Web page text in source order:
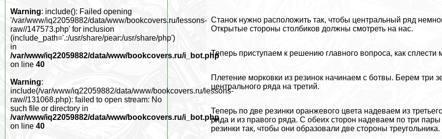
Станок нужно расположить так, чтобы центральный ряд
Открытые стороны столбиков должны смотреть на нас.
Теперь приступаем к решению главного вопроса, как сплести
Плетение морковки из резинок начинаем с ботвы. Берем три
центрального ряда на третий.
Теперь по две резинки оранжевого цвета надеваем из
ряда и из правого ряда. С обеих сторон надеваем по три
резинки так, чтобы они образовали две стороны треугольника.
Warning: include(): Failed opening
'/var/www/iq22059882/data/www/bookcovers.ru/lessons-
raw//147573.php' for inclusion
(include_path='.:/usr/share/pear:/usr/share/php')
in
/var/www/iq22059882/data/www/bookcovers.ru/i_bot.php
on line 40
Warning:
include(/var/www/iq22059882/data/www/bookcovers.ru/lessons-
raw//131068.php): failed to open stream: No
such file or directory in
/var/www/iq22059882/data/www/bookcovers.ru/i_bot.php
on line 40